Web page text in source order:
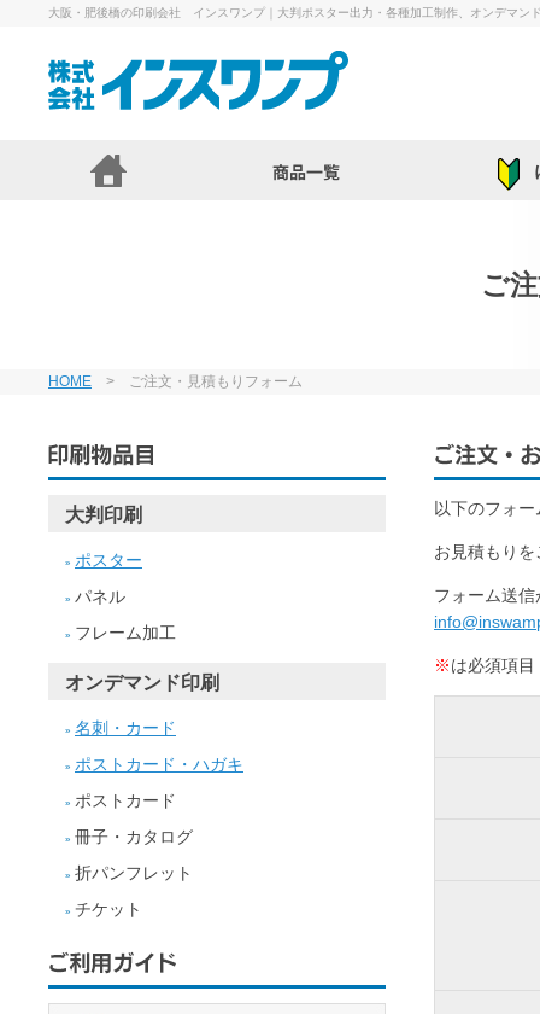
大阪・肥後橋の印刷会社 インスワンプ｜大判ポスター出力・各種加工制作、オンデマン
ご
HOME > ご注文・見積もりフォーム
以下のフォ
お見積もり
フォーム送
※は必須項目
大判印刷
» ポスター
» パネル
» フレーム加工
オンデマンド印刷
» 名刺・カード
» ポストカード・ハガキ
» ポストカード
» 冊子・カタログ
» 折パンフレット
» チケット